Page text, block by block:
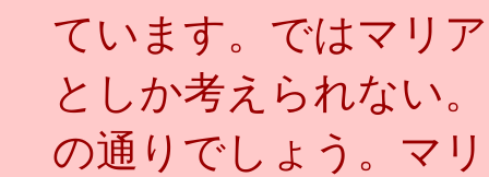
ています。ではマリ
としか考えられない
の通りでしょう。マ